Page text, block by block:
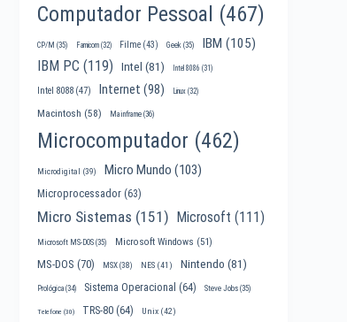
Computador Pessoal (467)
CP/M (35) Famicom (32) Filme (43) Geek (35) IBM (105)
IBM PC (119) Intel (81) Intel 8086 (31)
Intel 8088 (47) Internet (98) Linux (32)
Macintosh (58) Mainframe (36)
Microcomputador (462)
Microdigital (39) Micro Mundo (103)
Microprocessador (63)
Micro Sistemas (151) Microsoft (111)
Microsoft MS-DOS (35) Microsoft Windows (51)
MS-DOS (70) MSX(38) NES (41) Nintendo (81)
Prológica (34) Sistema Operacional (64) Steve Jobs (35)
Telefone (30) TRS-80 (64) Unix (42)